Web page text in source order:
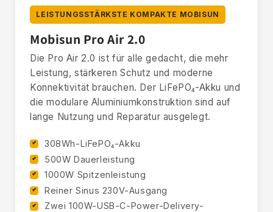
LEISTUNGSSTÄRKSTE KOMPAKTE MOBISUN
Mobisun Pro Air 2.0
Die Pro Air 2.0 ist für alle gedacht, die mehr
Leistung, stärkeren Schutz und moderne
Konnektivität brauchen. Der LiFePO₄-Akku und
die modulare Aluminiumkonstruktion sind auf
lange Nutzung und Reparatur ausgelegt.
308Wh-LiFePO₄-Akku
500W Dauerleistung
1000W Spitzenleistung
Reiner Sinus 230V-Ausgang
Zwei 100W-USB-C-Power-Delivery-